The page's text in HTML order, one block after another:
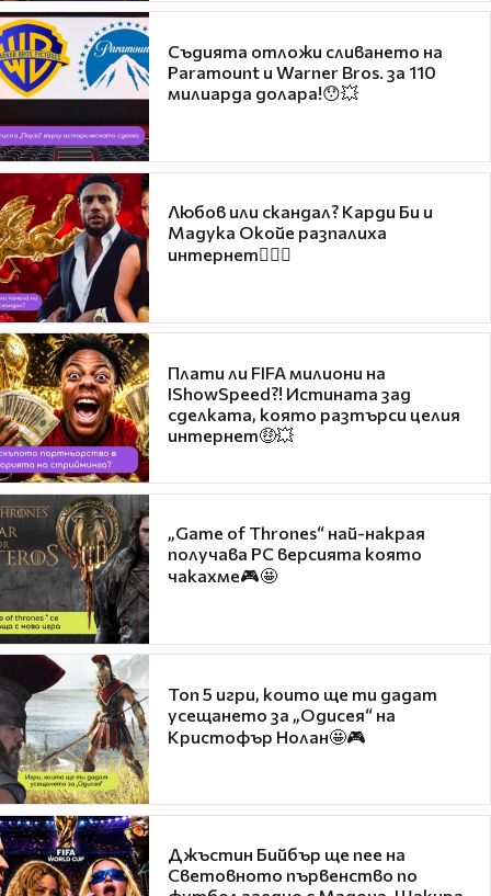
Съдията отложи сливането на
Paramount и Warner Bros. за 110
милиарда долара!😯💥
Любов или скандал? Карди Би и
Мадука Окойе разпалиха
интернет❤️‍🔥🔥
Плати ли FIFA милиони на
IShowSpeed?! Истината зад
сделката, която разтърси целия
интернет🤑💥
„Game of Thrones“ най-накрая
получава PC версията която
чакахме🎮🤩
Топ 5 игри, които ще ти дадат
усещането за „Одисея“ на
Кристофър Нолан🤩🎮
Джъстин Бийбър ще пее на
Световното първенство по